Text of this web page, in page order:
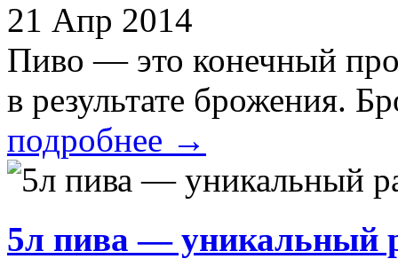
21 Апр 2014
Пиво — это конечный
в результате брожения.
подробнее →
5л пива — уникальный